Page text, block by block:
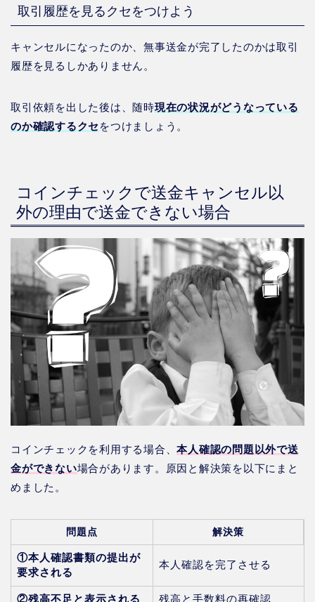
取引履歴を見るクセをつけよう
キャンセルになったのか、無事送金が完了したのかは取引
履歴を見るしかありません。
取引依頼を出した後は、随時現在の状況がどうなっている
のか確認するクセ をつけましょう。
コインチェックで送金キャンセル以
外の理由で送金できない場合
コインチェックを利用する場合、本人確認の問題以外で送
金ができない場合があります。原因と解決策を以下にまと
めました。
問題点 解決策
①本人確認書類の提出が
要求される
本人確認を完了させる
②残高不足と表示される 残高と手数料の再確認